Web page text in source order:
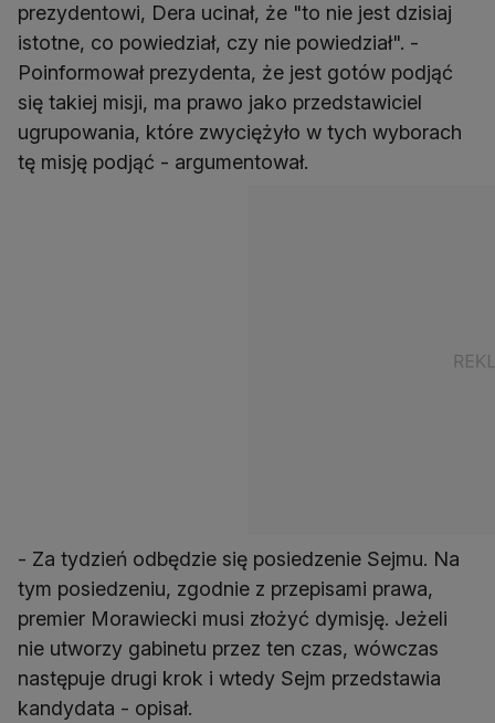
prezydentowi, Dera ucinał, że "to nie jest dzisiaj
istotne, co powiedział, czy nie powiedział". -
Poinformował prezydenta, że jest gotów podjąć
się takiej misji, ma prawo jako przedstawiciel
ugrupowania, które zwyciężyło w tych wyborach
tę misję podjąć - argumentował.
- Za tydzień odbędzie się posiedzenie Sejmu. Na
tym posiedzeniu, zgodnie z przepisami prawa,
premier Morawiecki musi złożyć dymisję. Jeżeli
nie utworzy gabinetu przez ten czas, wówczas
następuje drugi krok i wtedy Sejm przedstawia
kandydata - opisał.